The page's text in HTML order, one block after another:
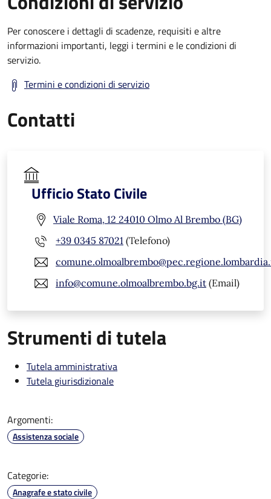
Per conoscere i dettagli di scadenze, requisiti e altre
informazioni importanti, leggi i termini e le condizioni di
servizio.
Termini e condizioni di servizio
Contatti
Ufficio Stato Civile
Viale Roma, 12 24010 Olmo Al Brembo (BG)
+39 0345 87021 (Telefono)
info@comune.olmoalbrembo.bg.it (Email)
Strumenti di tutela
Tutela amministrativa
Tutela giurisdizionale
Argomenti:
Assistenza sociale
Categorie:
Anagrafe e stato civile